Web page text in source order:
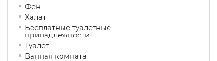
Фен
Халат
Бесплатные туалетные
принадлежности
Туалет
Ванная комната